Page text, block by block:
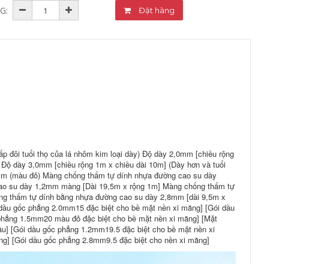
Đặt hàng
đôi tuổi thọ của lá nhôm kim loại dày) Độ dày 2,0mm [chiều rộng
dày 3,0mm [chiều rộng 1m x chiều dài 10m] (Dày hơn và tuổi
(màu đỏ) Màng chống thấm tự dính nhựa đường cao su dày
su dày 1,2mm màng [Dài 19,5m x rộng 1m] Màng chống thấm tự
thấm tự dính bằng nhựa đường cao su dày 2,8mm [dài 9,5m x
gốc phẳng 2.0mm15 đặc biệt cho bề mặt nền xi măng] [Gói dầu
1.5mm20 màu đỏ đặc biệt cho bề mặt nền xi măng] [Mặt
[Gói dầu gốc phẳng 1.2mm19.5 đặc biệt cho bề mặt nền xi
[Gói dầu gốc phẳng 2.8mm9.5 đặc biệt cho nền xi măng]